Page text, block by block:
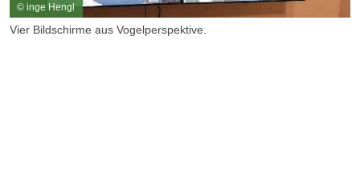
© inge Hengl
Vier Bildschirme aus Vogelperspektive.